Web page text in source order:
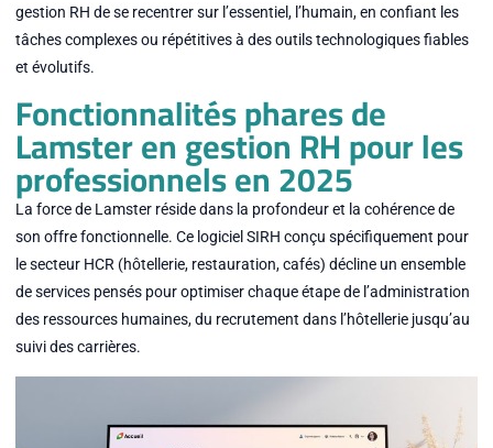
gestion RH de se recentrer sur l’essentiel, l’humain, en confiant les
tâches complexes ou répétitives à des outils technologiques fiables
et évolutifs.
Fonctionnalités phares de
Lamster en gestion RH pour les
professionnels en 2025
La force de Lamster réside dans la profondeur et la cohérence de
son offre fonctionnelle. Ce logiciel SIRH conçu spécifiquement pour
le secteur HCR (hôtellerie, restauration, cafés) décline un ensemble
de services pensés pour optimiser chaque étape de l’administration
des ressources humaines, du recrutement dans l’hôtellerie jusqu’au
suivi des carrières.